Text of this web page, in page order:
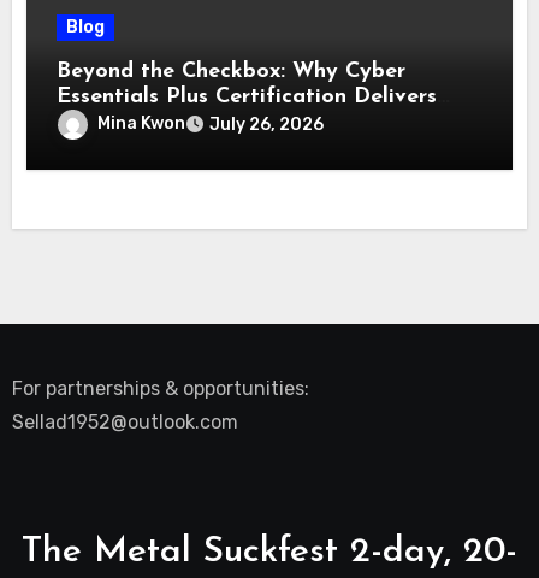
Blog
Beyond the Checkbox: Why Cyber
Essentials Plus Certification Delivers
Real-World Security Confidence
Mina Kwon July 26, 2026
For partnerships & opportunities:
Sellad1952@outlook.com
The Metal Suckfest 2-day, 20-